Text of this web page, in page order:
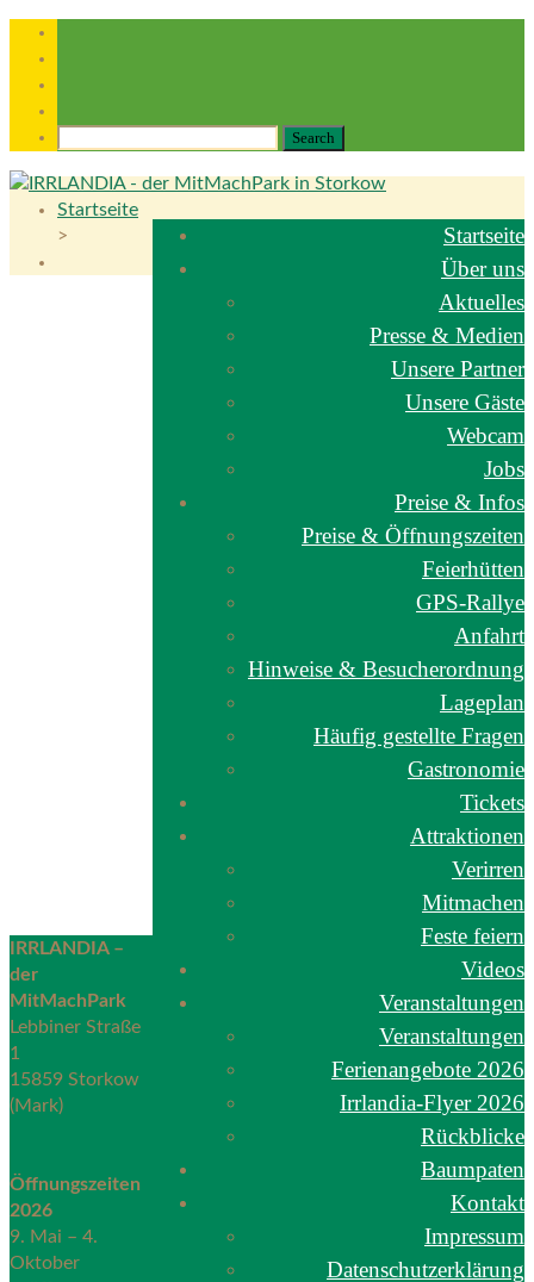
Startseite
Über uns
Aktuelles
Presse & Medien
Unsere Partner
Unsere Gäste
Webcam
Jobs
Preise & Infos
Preise & Öffnungszeiten
Feierhütten
GPS-Rallye
Anfahrt
Hinweise & Besucherordnung
Lageplan
Häufig gestellte Fragen
Gastronomie
Tickets
Attraktionen
Verirren
Mitmachen
Feste feiern
Videos
Veranstaltungen
Veranstaltungen
Ferienangebote 2026
Irrlandia-Flyer 2026
Rückblicke
Baumpaten
Kontakt
Impressum
Datenschutzerklärung
Startseite
>
IRRLANDIA –
der
MitMachPark
Lebbiner Straße
1
15859 Storkow
(Mark)
Öffnungszeiten
2026
9. Mai – 4.
Oktober